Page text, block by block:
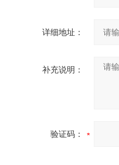
详细地址：
补充说明：
验证码：